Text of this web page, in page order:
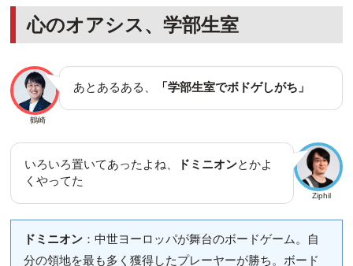
心のオアシス、学部生室
鶴崎
あとあるある、 「学部生室でボドゲしがち」
Ziphil
いろいろ置いてあったよね、 ドミニオンとかよ
くやってた
ドミニオン：中世ヨーロッパが舞台のボードゲーム。自
分の領地を最も多く獲得したプレーヤーが勝ち。ボード